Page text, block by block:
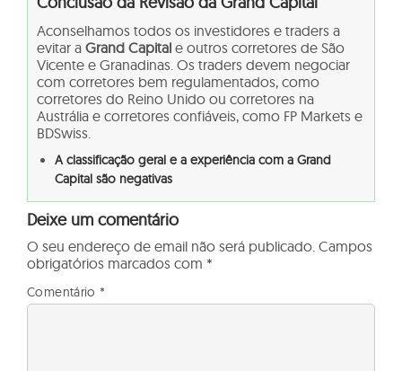
Aconselhamos todos os investidores e traders a
evitar a Grand Capital e outros corretores de São
Vicente e Granadinas. Os traders devem negociar
com corretores bem regulamentados, como
corretores do Reino Unido ou corretores na
Austrália e corretores confiáveis, como FP Markets e
BDSwiss.
A classificação geral e a experiência com a Grand
Capital são negativas
Deixe um comentário
O seu endereço de email não será publicado. Campos
obrigatórios marcados com *
Comentário *